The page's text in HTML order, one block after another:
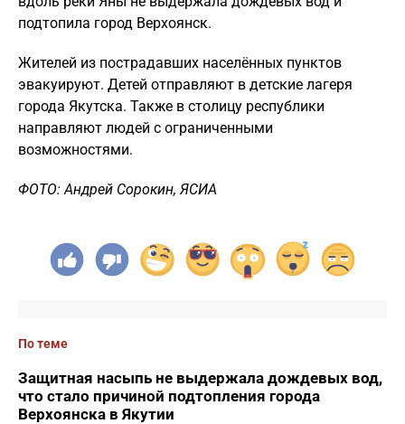
подтопила город Верхоянск.
Жителей из пострадавших населённых пунктов
эвакуируют. Детей отправляют в детские лагеря
города Якутска. Также в столицу республики
направляют людей с ограниченными
возможностями.
ФОТО: Андрей Сорокин, ЯСИА
По теме
Защитная насыпь не выдержала дождевых вод,
что стало причиной подтопления города
Верхоянска в Якутии